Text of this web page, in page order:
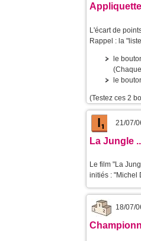
L'écart de
Rappel : la
le
le
(Testez ces 2
21/07/
La Jungle
Le film "La
initiés : "Michel
18/07/